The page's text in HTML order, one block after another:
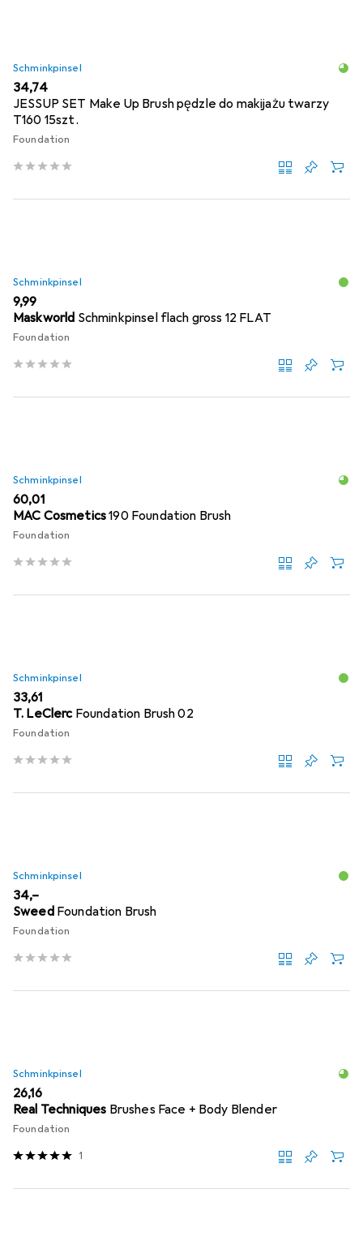
Schminkpinsel
EUR
34,74
JESSUP SET Make Up Brush pędzle do makijażu twarzy
T160 15szt.
Foundation
Schminkpinsel
EUR
9,99
Maskworld Schminkpinsel flach gross 12 FLAT
Foundation
Schminkpinsel
EUR
60,01
MAC Cosmetics190 Foundation Brush
Foundation
Schminkpinsel
EUR
33,61
T. LeClerc Foundation Brush 02
Foundation
Schminkpinsel
EUR
34,–
Sweed Foundation Brush
Foundation
Schminkpinsel
EUR
26,16
Real Techniques Brushes Face + Body Blender
Foundation
1